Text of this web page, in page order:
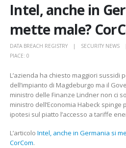
Intel, anche in
mette male?
DATA BREACH REGISTRY SECURITY NEWS
PIACE: 0
L’azienda ha chiesto maggiori sussidi
dell’impianto di Magdeburgo ma il
ministro delle Finanze Lindner non ci
ministro dell’Economia Habeck
ipotesi sul piatto l’accesso a tariffe
L’articolo Intel, anche in Germania si
CorCom.